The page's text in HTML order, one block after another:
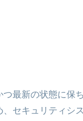
最新の状態に保
セキュリティシ